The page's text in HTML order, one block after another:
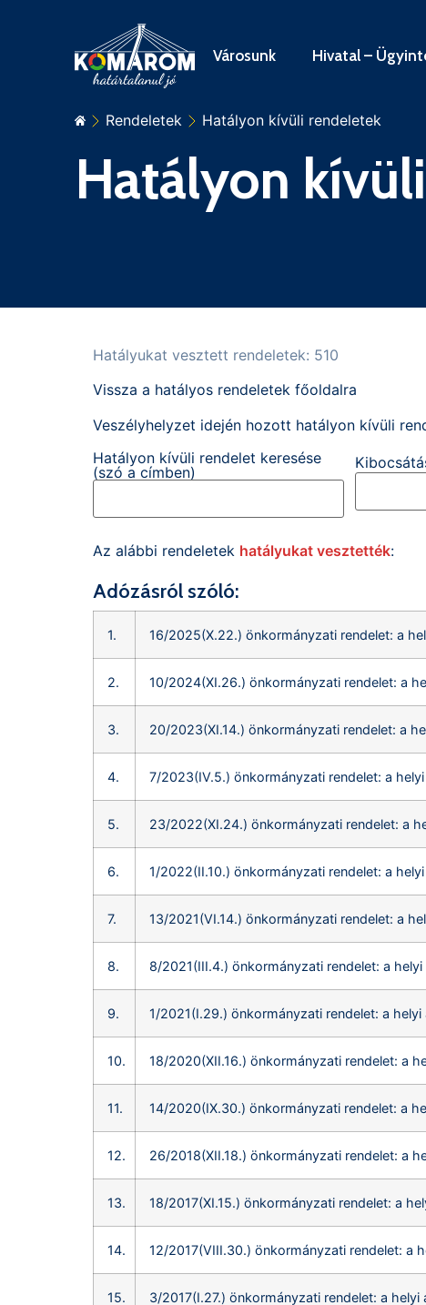
Városunk Hivatal –
Rendeletek Hatályon kívüli rendeletek
Hatályon
Hatályukat vesztett rendeletek: 510
Vissza a hatályos rendeletek főoldalra
Veszélyhelyzet idején hozott hatályon kívüli
Hatályon kívüli rendelet keresése
(szó a címben)
Az alábbi rendeletek hatályukat vesztették:
Adózásról szóló:
1. 16/2025(X.22.) önkormányzati rendelet: a
2. 10/2024(XI.26.) önkormányzati rendelet: a
3. 20/2023(XI.14.) önkormányzati rendelet: a
4. 7/2023(IV.5.) önkormányzati rendelet: a
5. 23/2022(XI.24.) önkormányzati rendelet: a
6. 1/2022(II.10.) önkormányzati rendelet: a
7. 13/2021(VI.14.) önkormányzati rendelet: a
8. 8/2021(III.4.) önkormányzati rendelet: a
9. 1/2021(I.29.) önkormányzati rendelet: a
10. 18/2020(XII.16.) önkormányzati rendelet: a
11. 14/2020(IX.30.) önkormányzati rendelet: a
12. 26/2018(XII.18.) önkormányzati rendelet: a
13. 18/2017(XI.15.) önkormányzati rendelet: a
14. 12/2017(VIII.30.) önkormányzati rendelet: a
15. 3/2017(I.27.) önkormányzati rendelet: a